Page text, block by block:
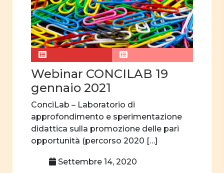
universale
insegnamento
curriculum
Rapporti tra
uomini e donne
Violenza
Violenza di
genere
Comunicazione
Webinar CONCILAB 19
gennaio 2021
ConciLab – Laboratorio di
approfondimento e sperimentazione
didattica sulla promozione delle pari
opportunità (percorso 2020 […]
Settembre 14, 2020